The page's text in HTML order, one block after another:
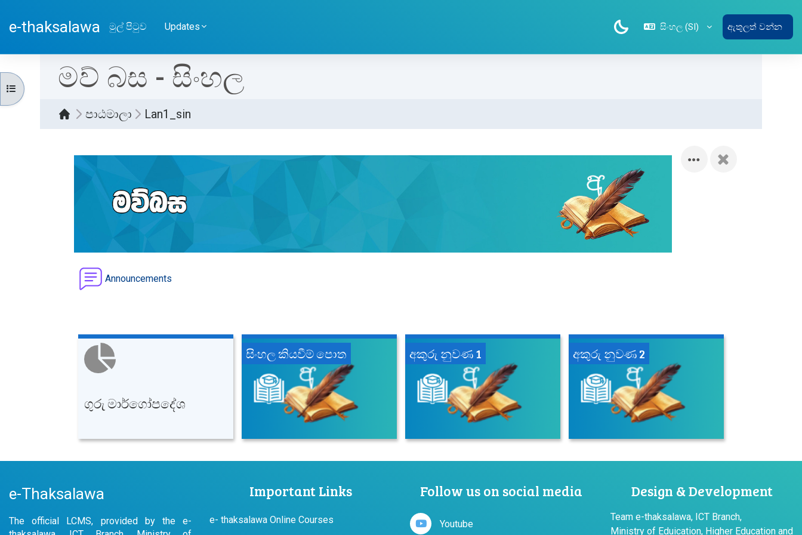
e-thaksalawa මුල් පිටුව Updates සිංහල ‎(SI)‎ ඇතුලත් වන්න
පාඨමාලා දර්ශකය විවෘත කරන්න
මව් බස - සිංහල
පාඨමාලා Lan1_sin
Announcements
ගුරු මාර්ගෝපදේශ
සිංහල කියවීම් පොත අකුරු නුවණ 1 අකුරු නුවණ 2
e-Thaksalawa
The official LCMS, provided by the e-
Important Links
e- thaksalawa Online Courses
Follow us on social media
Youtube
Design & Development
Team e-thaksalawa, ICT Branch,
Ministry of Eduication, Higher Education and